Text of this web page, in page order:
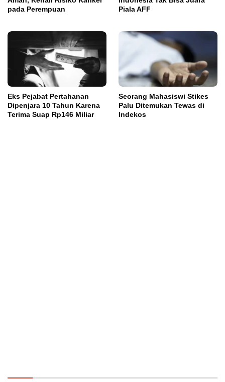
pada Perempuan
Piala AFF
Eks Pejabat Pertahanan
Dipenjara 10 Tahun Karena
Terima Suap Rp146 Miliar
Seorang Mahasiswi Stikes
Palu Ditemukan Tewas di
Indekos